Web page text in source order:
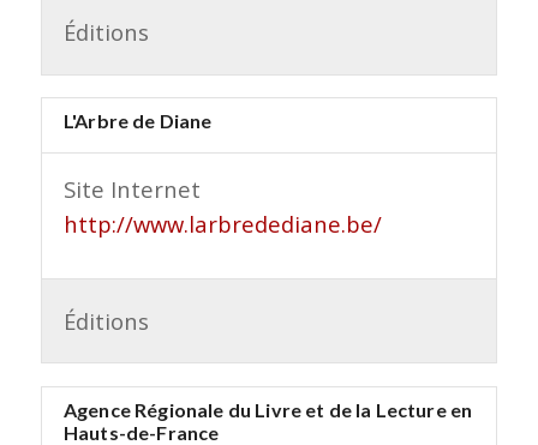
Éditions
L'Arbre de Diane
Site Internet
http://www.larbredediane.be/
Éditions
Agence Régionale du Livre et de la Lecture en
Hauts-de-France